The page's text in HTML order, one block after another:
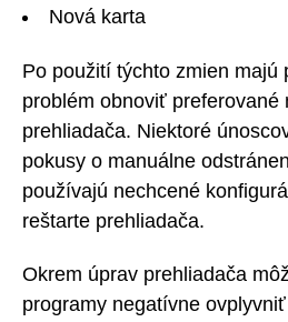
Nová karta
Po použití týchto zmien majú
problém obnoviť preferované
prehliadača. Niektoré
pokusy o manuálne
používajú nechcené
reštarte prehliadača.
Okrem úprav prehliadača
programy negatívne